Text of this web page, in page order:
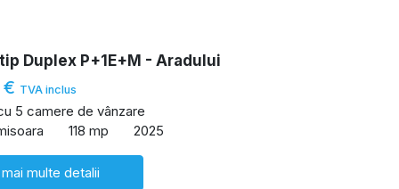
Duplex P+1E+M - Aradului
€ TVA inclus
5 camere de vânzare
118 mp 2025
multe detalii